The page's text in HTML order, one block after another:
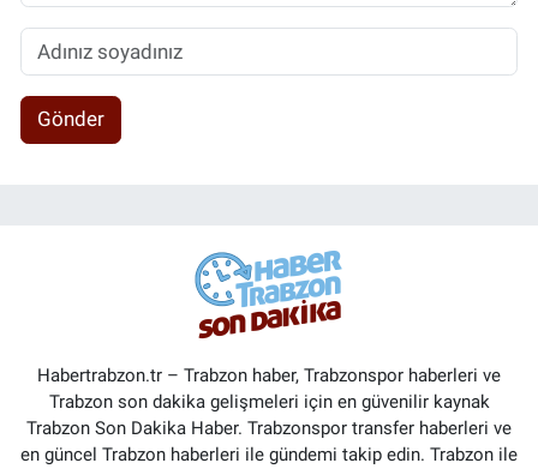
Gönder
Habertrabzon.tr – Trabzon haber, Trabzonspor haberleri ve
Trabzon son dakika gelişmeleri için en güvenilir kaynak
Trabzon Son Dakika Haber. Trabzonspor transfer haberleri ve
en güncel Trabzon haberleri ile gündemi takip edin. Trabzon ile